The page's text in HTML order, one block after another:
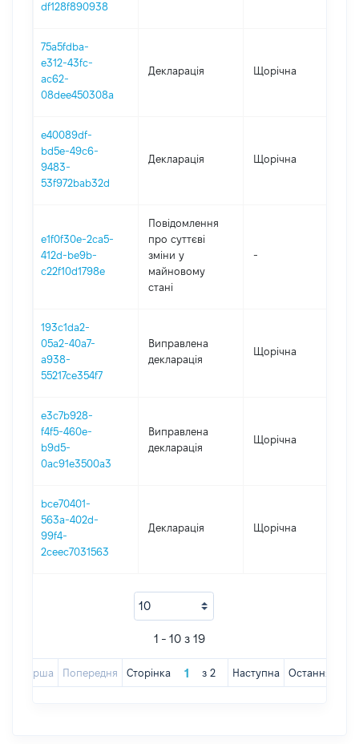
df128f890938
75a5fdba-
e312-43fc-
ac62-
08dee450308a
Декларація Щорічна
e40089df-
bd5e-49c6-
9483-
53f972bab32d
Декларація Щорічна
e1f0f30e-2ca5-
412d-be9b-
c22f10d1798e
Повідомлення
про суттєві
зміни y
майновому
стані
-
193c1da2-
05a2-40a7-
a938-
55217ce354f7
Виправлена
декларація
Щорічна
e3c7b928-
f4f5-460e-
b9d5-
0ac91e3500a3
Виправлена
декларація
Щорічна
bce70401-
563a-402d-
99f4-
2ceec7031563
Декларація Щорічна
1 - 10 з 19
Перша Попередня Сторінка з 2 Наступна Остання